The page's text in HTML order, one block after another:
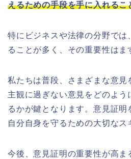
えるための手段を手に入れるこ
特にビジネスや法律の分野では
ることが多く、その重要性はま
私たちは普段、さまざまな意見
主観に過ぎない意見をどのよう
るかが鍵となります。意見証明
自分自身を守るための大切なス
今後、意見証明の重要性が高ま